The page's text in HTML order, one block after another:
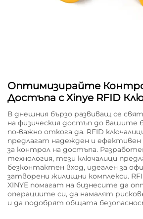
Оптимизирайте
Достъпа с Xinye RFID
В днешния бързо развиващ се
на физическия достъп до вашите
по-важно откога да. RFID
предлагат надежден и ефективен
за контрол на достъпа.
технология, тези ключалици
безконтактен вход, идеален за
затворени жилищни комплекси.
XINYE помагат на бизнесите да
операциите си, да намалят
и да подобрят общата